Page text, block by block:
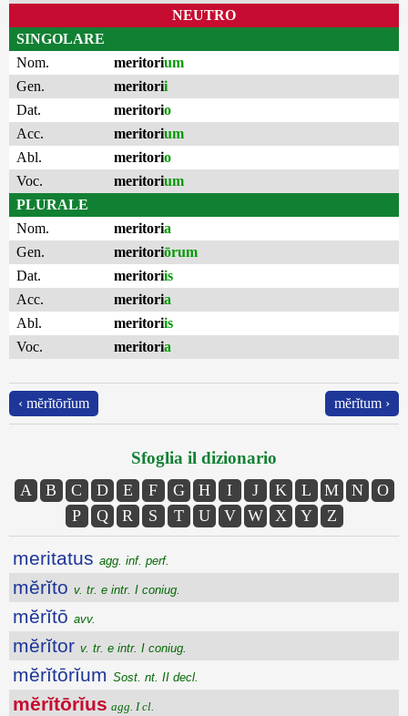
NEUTRO
SINGOLARE
Nom.
meritorium
Gen.
meritorii
Dat.
meritorio
Acc.
meritorium
Abl.
meritorio
Voc.
meritorium
PLURALE
Nom.
meritoria
Gen.
meritoriōrum
Dat.
meritoriis
Acc.
meritoria
Abl.
meritoriis
Voc.
meritoria
‹ mĕrĭtōrĭum mĕrĭtum ›
Sfoglia il dizionario
A B C D E F G H I J K L M N
O
P
Q R S T U V W X Y Z
meritatus agg. inf. perf.
mĕrĭto v. tr. e intr. I coniug.
mĕrĭtō avv.
mĕrĭtor v. tr. e intr. I coniug.
mĕrĭtōrĭum Sost. nt. II decl.
mĕrĭtōrĭus agg. I cl.